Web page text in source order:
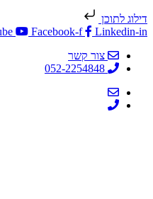
דילוג לתוכן
Facebook-f
Linkedin-in
צור קשר
052-2254848